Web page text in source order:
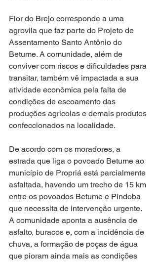
Flor do Brejo corresponde a uma
agrovila que faz parte do Projeto de
Assentamento Santo Antônio do
Betume. A comunidade, além de
conviver com riscos e dificuldades para
transitar, também vê impactada a sua
atividade econômica pela falta de
condições de escoamento das
produções agrícolas e demais produtos
confeccionados na localidade.
De acordo com os moradores, a
estrada que liga o povoado Betume ao
município de Propriá está parcialmente
asfaltada, havendo um trecho de 15 km
entre os povoados Betume e Pindoba
que necessita de intervenção urgente.
A comunidade aponta a ausência de
asfalto, buracos e, com a incidência de
chuva, a formação de poças de água
que pioram ainda mais as condições